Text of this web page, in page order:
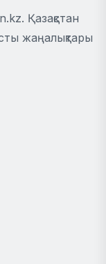
Қазақстан
жаңалықтары